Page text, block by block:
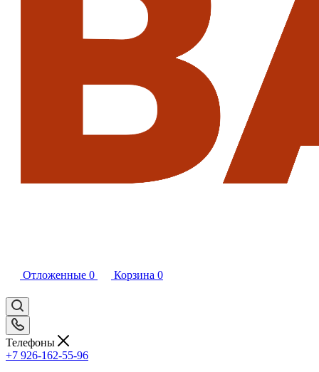
Отложенные 0 Корзина 0
Телефоны
+7 926-162-55-96